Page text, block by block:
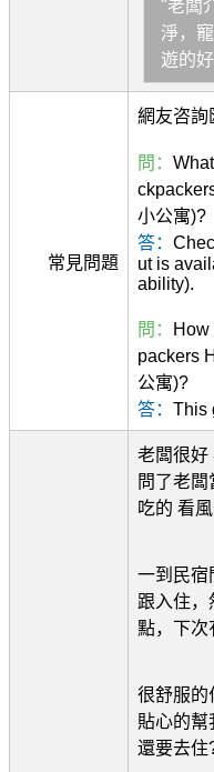
"老闆
淨，
遊的
常見問題
網友咨詢
問：
小公寓)?
答：
ut is
ability).
問：
How
packers
公寓)?
答： This
老闆很好
問了老闆
吃的 看
一到民宿
跟入住，
點，下次
很舒服的
貼心的幫
還要去住